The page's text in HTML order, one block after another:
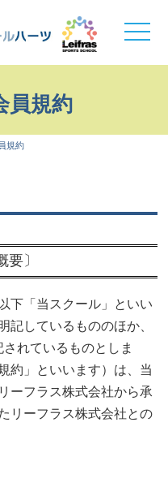
toggle
員規約
規約
要〕
下「当スクール」といい
記しているもののほか、
れているものとしま
約」といいます）は、当
ーフラス株式会社から承
リーフラス株式会社との